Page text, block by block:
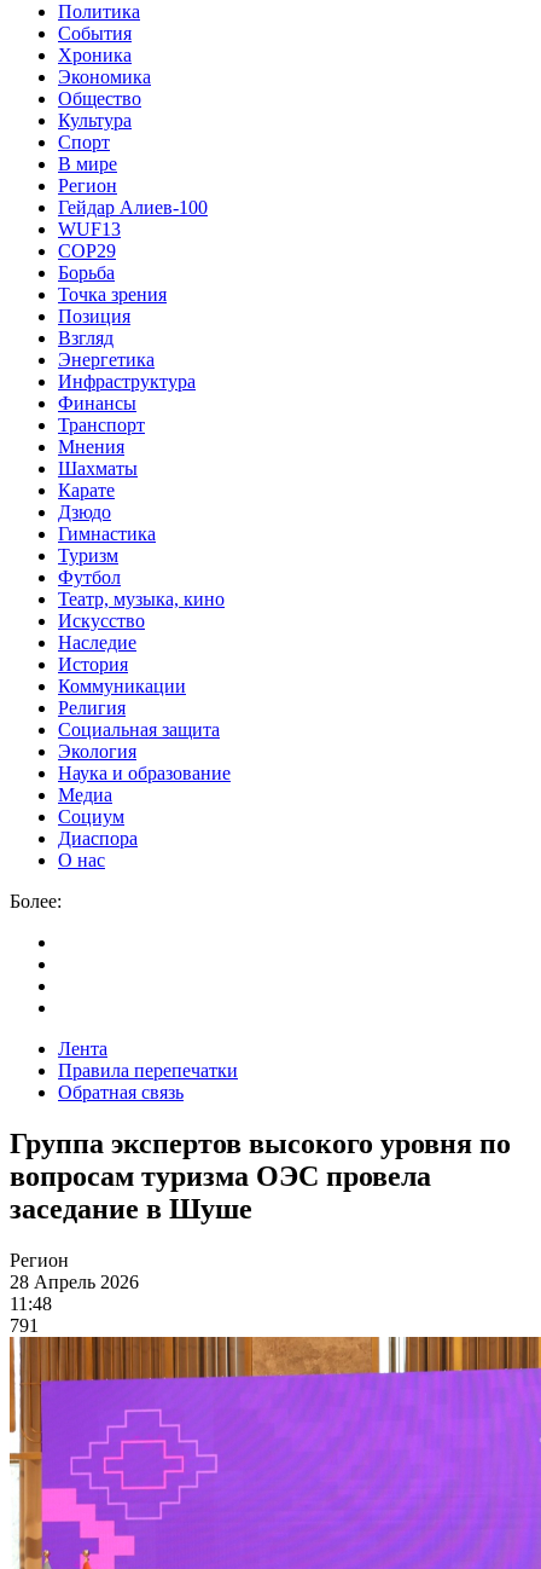
Политика
События
Хроника
Экономика
Общество
Культура
Спорт
В мире
Регион
Гейдар Алиев-100
WUF13
COP29
Борьба
Точка зрения
Позиция
Взгляд
Энергетика
Инфраструктура
Финансы
Транспорт
Мнения
Шахматы
Карате
Дзюдо
Гимнастика
Туризм
Футбол
Театр, музыка, кино
Искусство
Наследие
История
Коммуникации
Религия
Социальная защита
Экология
Наука и образование
Медиа
Социум
Диаспора
О нас
Более:
Лента
Правила перепечатки
Обратная связь
Группа экспертов высокого уровня по
вопросам туризма ОЭС провела
заседание в Шуше
Регион
28 Апрель 2026
11:48
791